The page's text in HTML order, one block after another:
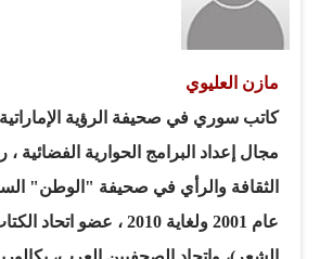
العام، ويجب أن يحترم، فالحكم لم يصدر
والأشخاص بريئون حتى تثبت إدانتهم...
والهجوم والتهجم؟! المصدر الرسمي الذي
قال: "إن النيابة العامة تباشر إجراءات
أسست وأدارت تنظيماً يهدف إلى ارتكاب
الدولة ومناهضة الدستور والمبادئ
مازن العليوي
كاتب سوري في صحيفة الرؤية
مجال إعداد البرامج الحوارية
الثقافة والرأي في صحيفة "الوطن"
عام 2001 ولغاية 2010 ، عضو